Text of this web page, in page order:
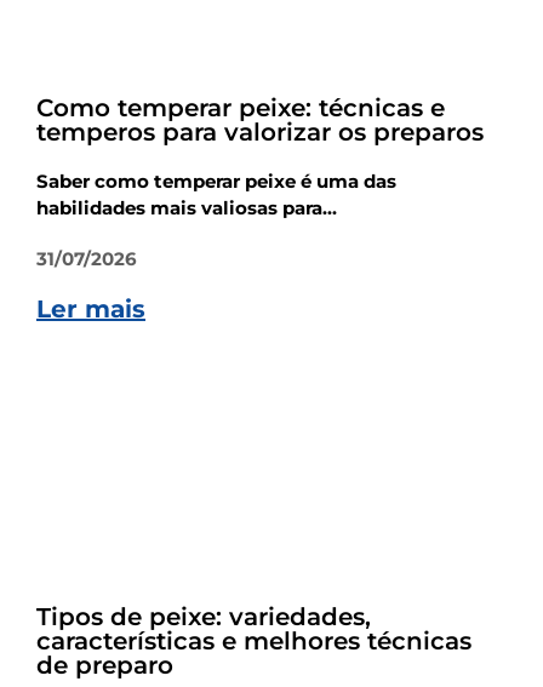
Como temperar peixe: técnicas e
temperos para valorizar os preparos
Saber como temperar peixe é uma das
habilidades mais valiosas para...
31/07/2026
Ler mais
Tipos de peixe: variedades,
características e melhores técnicas
de preparo